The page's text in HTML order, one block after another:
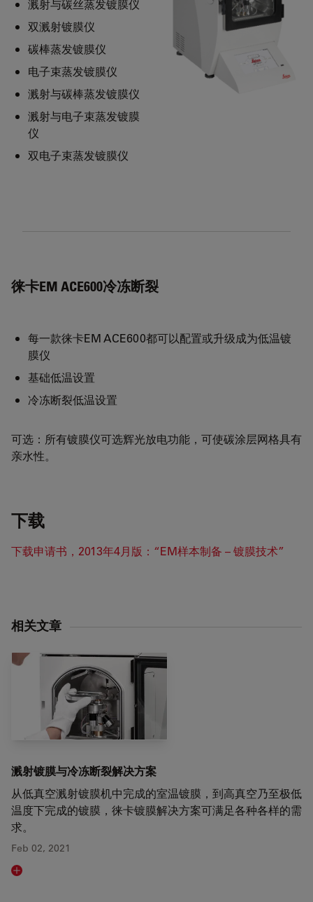
溅射与碳丝蒸发镀膜仪
双溅射镀膜仪
碳棒蒸发镀膜仪
电子束蒸发镀膜仪
溅射与碳棒蒸发镀膜仪
溅射与电子束蒸发镀膜
仪
双电子束蒸发镀膜仪
徕卡EM ACE600冷冻断裂
每一款徕卡EM ACE600都可以配置或升级成为低温镀
膜仪
基础低温设置
冷冻断裂低温设置
可选：所有镀膜仪可选辉光放电功能，可使碳涂层网格具有
亲水性。
下载
下载申请书，2013年4月版：“EM样本制备 – 镀膜技术”
相关文章
溅射镀膜与冷冻断裂解决方案
从低真空溅射镀膜机中完成的室温镀膜，到高真空乃至极低
温度下完成的镀膜，徕卡镀膜解决方案可满足各种各样的需
求。
Feb 02, 2021
Read article